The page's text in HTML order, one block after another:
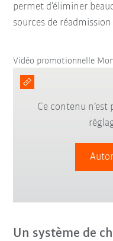
permet d’éliminer
sources de
Vidéo promotionnelle
Ce contenu
Un système de